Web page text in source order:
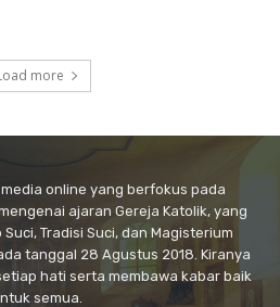
more
online yang berfokus pada
ajaran Gereja Katolik, yang
Tradisi Suci, dan Magisterium
tanggal 28 Agustus 2018. Kiranya
hati serta membawa kabar baik
semua.